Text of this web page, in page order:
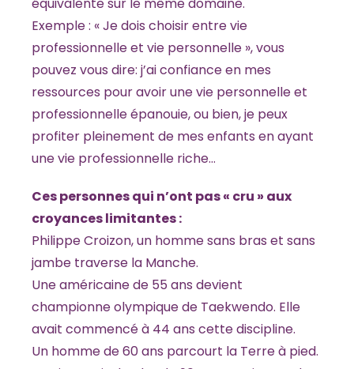
Exemple : « Je dois choisir entre vie
professionnelle et vie personnelle », vous
pouvez vous dire: j’ai confiance en mes
ressources pour avoir une vie personnelle et
professionnelle épanouie, ou bien, je peux
profiter pleinement de mes enfants en ayant
une vie professionnelle riche…
Ces personnes qui n’ont pas « cru » aux
croyances limitantes :
Philippe Croizon, un homme sans bras et sans
jambe traverse la Manche.
Une américaine de 55 ans devient
championne olympique de Taekwendo. Elle
avait commencé à 44 ans cette discipline.
Un homme de 60 ans parcourt la Terre à pied.